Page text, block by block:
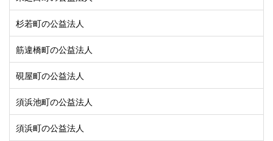
杉若町の公益法人
筋違橋町の公益法人
硯屋町の公益法人
須浜池町の公益法人
須浜町の公益法人